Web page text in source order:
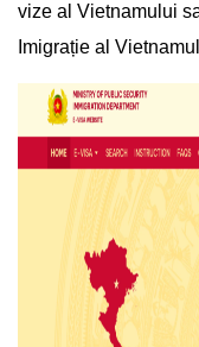
vize al Vietnamului
Imigrație al